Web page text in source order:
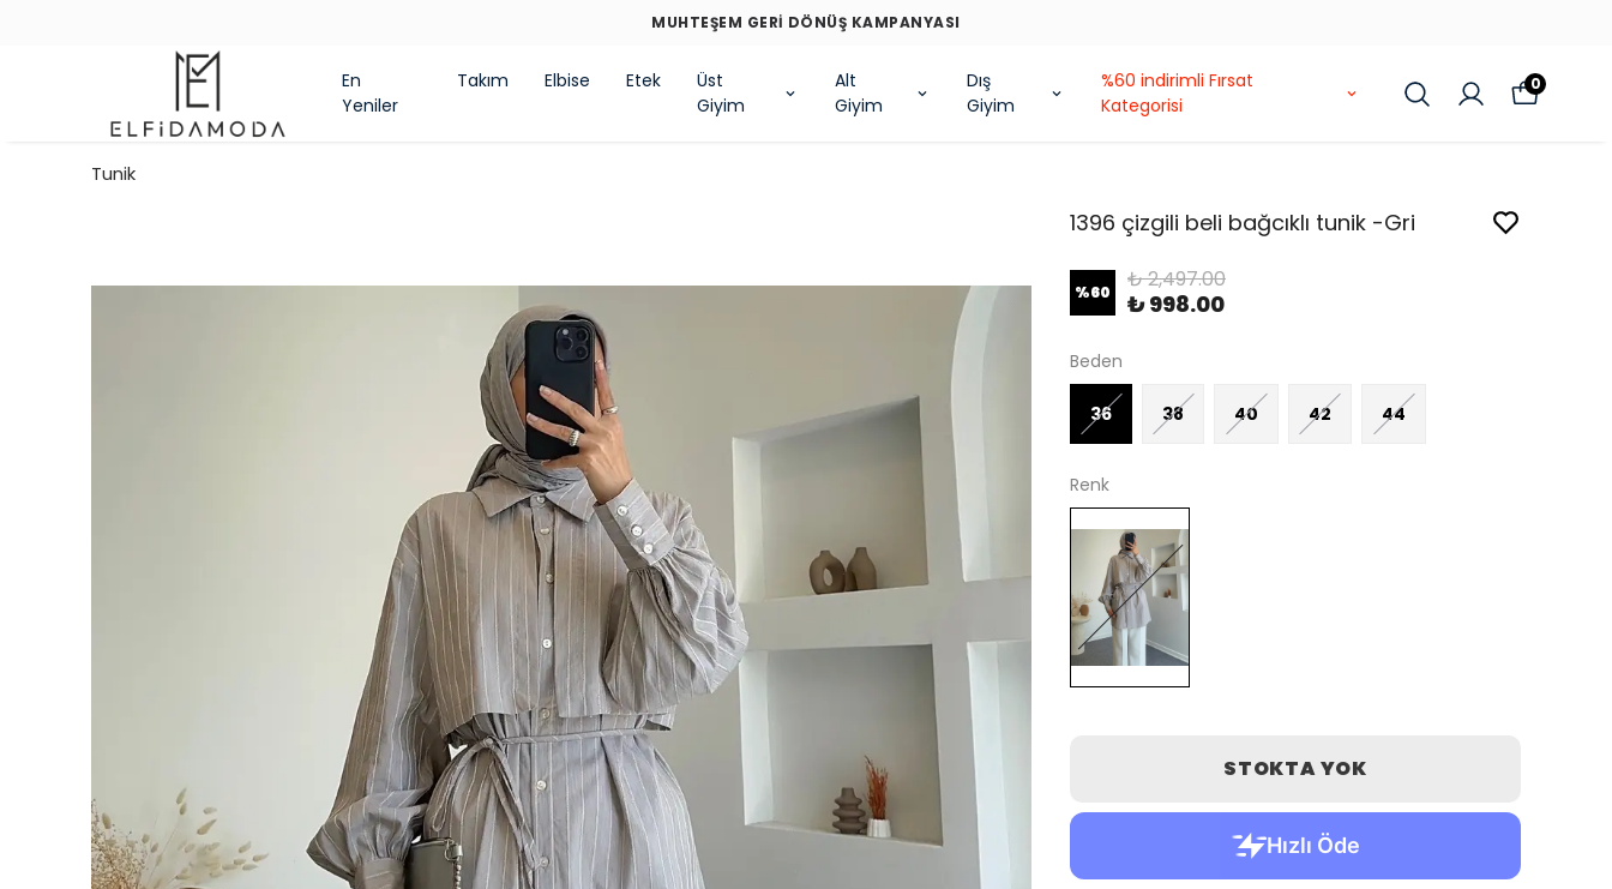
En
Yeniler
Takım Elbise Etek
Üst
Giyim
Alt
Giyim
Dış
Giyim
%60 indirimli Fırsat
Kategorisi
0
Tunik
1396 çizgili beli bağcıklı tunik -Gri
%60 ₺ 2,497.00
₺ 998.00
Beden
36 38 40 42 44
Renk
STOKTA YOK